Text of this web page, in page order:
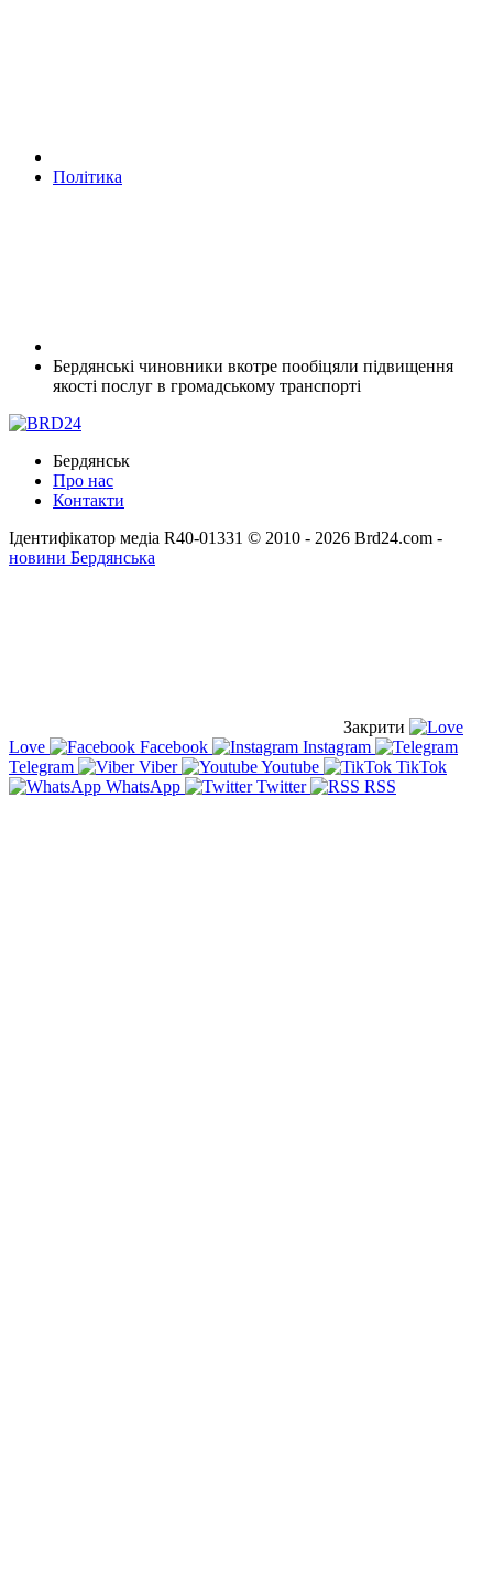
Політика
Бердянські чиновники вкотре пообіцяли підвищення
якості послуг в громадському транспорті
Бердянськ
Про нас
Контакти
Ідентифікатор медіа R40-01331 © 2010 - 2026 Brd24.com -
новини Бердянська
Закрити
Love
Facebook
Instagram
Telegram
Viber Youtube
TikTok
WhatsApp
Twitter RSS